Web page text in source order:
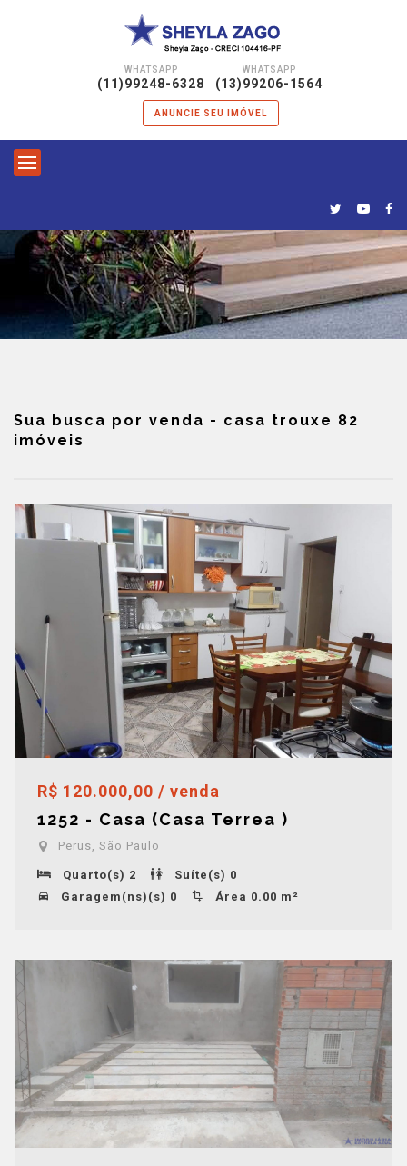
WHATSAPP
(11)99248-6328
WHATSAPP
(13)99206-1564
ANUNCIE SEU IMÓVEL
Sua busca por venda - casa trouxe 82
imóveis
R$ 120.000,00 / venda
1252 - Casa (Casa Terrea )
Perus, São Paulo
Quarto(s) 2
Suíte(s) 0
Garagem(ns)(s) 0
Área 0.00 m²